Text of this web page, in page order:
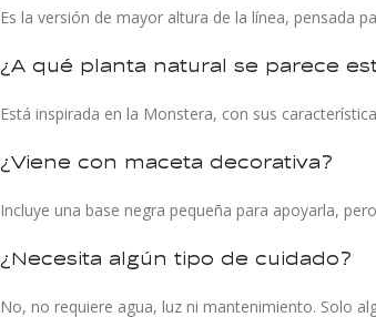
Es la versión de mayor altura de la línea, pensada
¿A qué planta natural se parece
Está inspirada en la Monstera, con sus
¿Viene con maceta decorativa?
Incluye una base negra pequeña para apoyarla,
¿Necesita algún tipo de cuidado?
No, no requiere agua, luz ni mantenimiento. Solo